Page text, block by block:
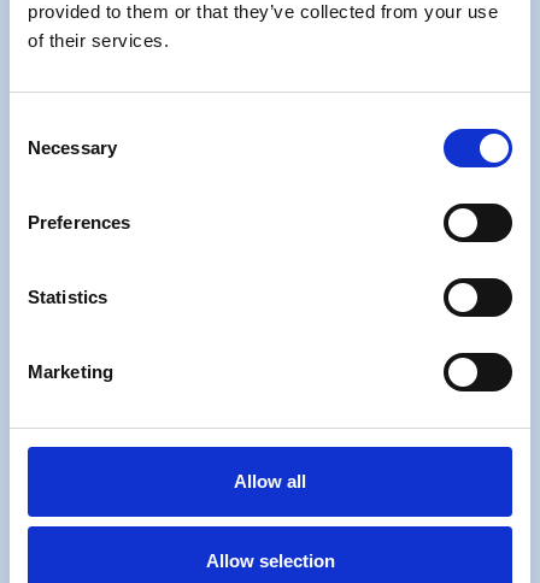
provided to them or that they’ve collected from your use
of their services.
Selection
Necessary
Preferences
Statistics
Marketing
Allow all
Allow selection